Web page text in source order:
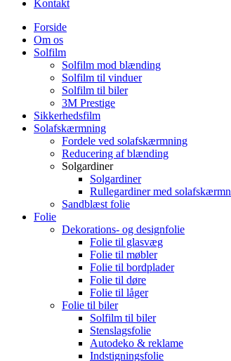
Kontakt
Forside
Om os
Solfilm
Solfilm mod blænding
Solfilm til vinduer
Solfilm til biler
3M Prestige
Sikkerhedsfilm
Solafskærmning
Fordele ved solafskærmning
Reducering af blænding
Solgardiner
Solgardiner
Rullegardiner med
Sandblæst folie
Folie
Dekorations- og designfolie
Folie til glasvæg
Folie til møbler
Folie til bordplader
Folie til døre
Folie til låger
Folie til biler
Solfilm til biler
Stenslagsfolie
Autodeko & reklame
Indstigningsfolie